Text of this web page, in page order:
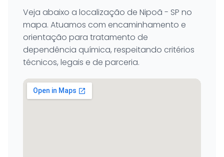
Veja abaixo a localização de Nipoã - SP no
mapa. Atuamos com encaminhamento e
orientação para tratamento de
dependência química, respeitando critérios
técnicos, legais e de parceria.